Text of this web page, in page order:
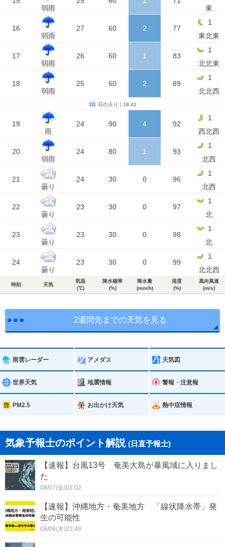
弱雨
東
16
弱雨
27 60 2 77
1
東北東
17
弱雨
26 60 1 83
1
北北東
18
弱雨
25 60 2 89
1
北北西
日の入り｜18:41
19
雨
24 90 4 92
1
西北西
20
弱雨
24 80 1 93
1
北西
21
曇り
24 30 0 96
1
北西
22
曇り
23 30 0 97
1
北
23
曇り
23 30 0 98
1
北
24
曇り
23 30 0 99
1
北北西
時刻 天気
気温
(℃)
降水確率
(%)
降水量
(mm/h)
湿度
(%)
風向風速
(m/s)
2週間先までの天気を見る
雨雲レーダー アメダス 天気図
世界天気 地震情報 警報・注意報
PM2.5 お出かけ天気 熱中症情報
気象予報士のポイント解説 (日直予報士)
【速報】台風13号 奄美大島が暴風域に入りまし
た
08/07(金)01:02
【速報】沖縄地方・奄美地方 「線状降水帯」発
生の可能性
08/06(木)23:48